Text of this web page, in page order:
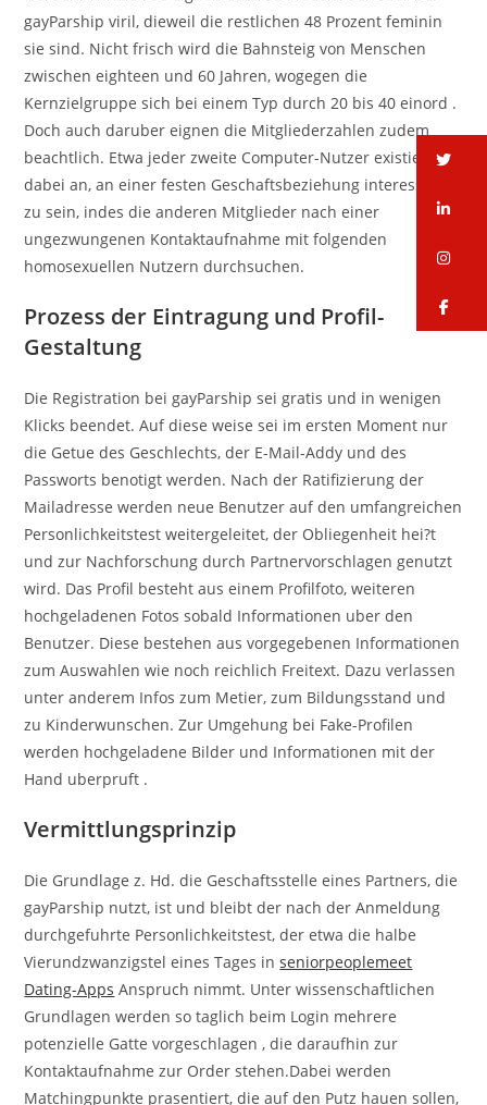
gayParship viril, dieweil die restlichen 48 Prozent feminin
sie sind. Nicht frisch wird die Bahnsteig von Menschen
zwischen eighteen und 60 Jahren, wogegen die
Kernzielgruppe sich bei einem Typ durch 20 bis 40 einord .
Doch auch daruber eignen die Mitgliederzahlen zudem
beachtlich. Etwa jeder zweite Computer-Nutzer existiert
dabei an, an einer festen Geschaftsbeziehung interessiert
zu sein, indes die anderen Mitglieder nach einer
ungezwungenen Kontaktaufnahme mit folgenden
homosexuellen Nutzern durchsuchen.
Prozess der Eintragung und Profil-
Gestaltung
Die Registration bei gayParship sei gratis und in wenigen
Klicks beendet. Auf diese weise sei im ersten Moment nur
die Getue des Geschlechts, der E-Mail-Addy und des
Passworts benotigt werden. Nach der Ratifizierung der
Mailadresse werden neue Benutzer auf den umfangreichen
Personlichkeitstest weitergeleitet, der Obliegenheit hei?t
und zur Nachforschung durch Partnervorschlagen genutzt
wird. Das Profil besteht aus einem Profilfoto, weiteren
hochgeladenen Fotos sobald Informationen uber den
Benutzer. Diese bestehen aus vorgegebenen Informationen
zum Auswahlen wie noch reichlich Freitext. Dazu verlassen
unter anderem Infos zum Metier, zum Bildungsstand und
zu Kinderwunschen. Zur Umgehung bei Fake-Profilen
werden hochgeladene Bilder und Informationen mit der
Hand uberpruft .
Vermittlungsprinzip
Die Grundlage z. Hd. die Geschaftsstelle eines Partners, die
gayParship nutzt, ist und bleibt der nach der Anmeldung
durchgefuhrte Personlichkeitstest, der etwa die halbe
Vierundzwanzigstel eines Tages inseniorpeoplemeet
Dating-Apps Anspruch nimmt. Unter wissenschaftlichen
Grundlagen werden so taglich beim Login mehrere
potenzielle Gatte vorgeschlagen , die daraufhin zur
Kontaktaufnahme zur Order stehen.Dabei werden
Matchingpunkte prasentiert, die auf den Putz hauen sollen,